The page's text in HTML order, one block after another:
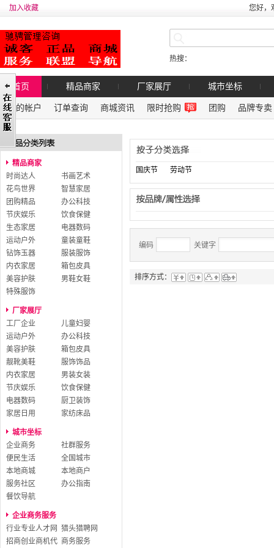
加入收藏 您好，
热搜：
首页 精品商家 厂家展厅 城市坐标
我的帐户 订单查询 商城资讯 限时抢购 团购 品牌专卖
精品商家
时尚达人
书画艺术
花鸟世界
智慧家居
团购精品
办公科技
节庆娱乐
饮食保健
生态家居
电器数码
运动户外
童装童鞋
钻饰玉器
服装服饰
内衣家居
箱包皮具
美容护肤
男鞋女鞋
特殊服饰
厂家展厅
工厂企业
儿童妇婴
运动户外
办公科技
美容护肤
箱包皮具
靓靴美鞋
服饰饰品
内衣家居
男装女装
节庆娱乐
饮食保健
电器数码
厨卫装饰
家居日用
家纺床品
城市坐标
企业商务
社群服务
便民生活
全国城市
本地商城
本地商户
服务社区
办公指南
餐饮导航
企业商务服务
行业专业人才网 猎头猎聘网
招商创业商机代 商务服务
国庆节 劳动节
编码 关键字
排序方式：